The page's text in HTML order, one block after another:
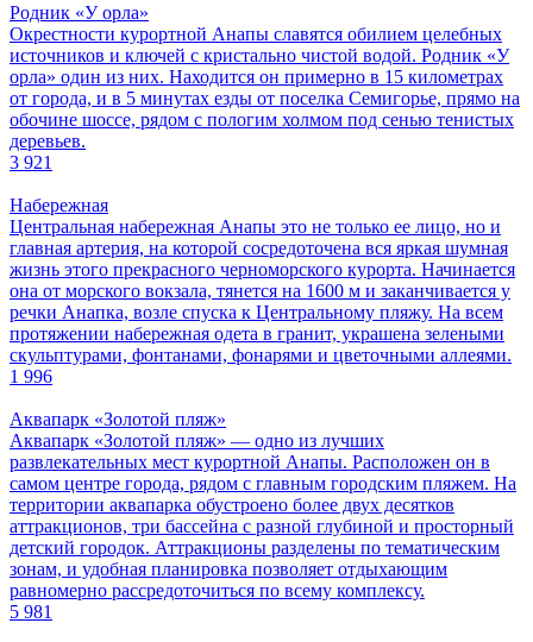
Родник «У орла»
Окрестности курортной Анапы славятся обилием целебных
источников и ключей с кристально чистой водой. Родник «У
орла» один из них. Находится он примерно в 15 километрах
от города, и в 5 минутах езды от поселка Семигорье, прямо на
обочине шоссе, рядом с пологим холмом под сенью тенистых
деревьев.
3 921
Набережная
Центральная набережная Анапы это не только ее лицо, но и
главная артерия, на которой сосредоточена вся яркая шумная
жизнь этого прекрасного черноморского курорта. Начинается
она от морского вокзала, тянется на 1600 м и заканчивается у
речки Анапка, возле спуска к Центральному пляжу. На всем
протяжении набережная одета в гранит, украшена зелеными
скульптурами, фонтанами, фонарями и цветочными аллеями.
1 996
Аквапарк «Золотой пляж»
Аквапарк «Золотой пляж» ― одно из лучших
развлекательных мест курортной Анапы. Расположен он в
самом центре города, рядом с главным городским пляжем. На
территории аквапарка обустроено более двух десятков
аттракционов, три бассейна с разной глубиной и просторный
детский городок. Аттракционы разделены по тематическим
зонам, и удобная планировка позволяет отдыхающим
равномерно рассредоточиться по всему комплексу.
5 981